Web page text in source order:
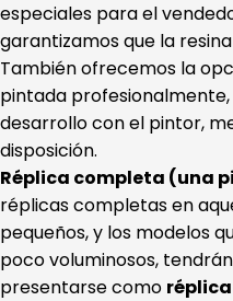
especiales para el
garantizamos que la
También ofrecemos la
pintada
desarrollo con el pintor,
disposición.
Réplica completa (una
réplicas completas en
pequeños, y los modelos
poco voluminosos,
presentarse como